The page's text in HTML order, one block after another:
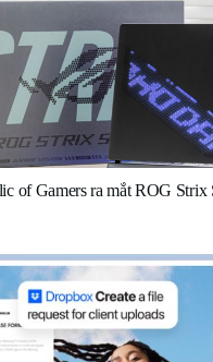
of Gamers ra mắt ROG Strix